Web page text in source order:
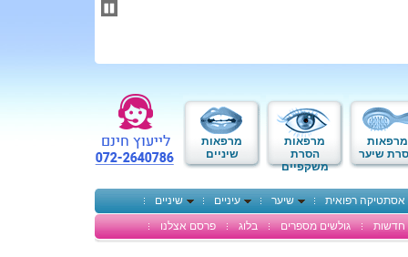
מרפאות
שיער
מרפאות
הסרת
משקפיים
מרפאות
שיניים
אסתטיקה רפואית שיער עיניים
שיניים
חדשות
גולשים מספרים בלוג פרסם אצלנו